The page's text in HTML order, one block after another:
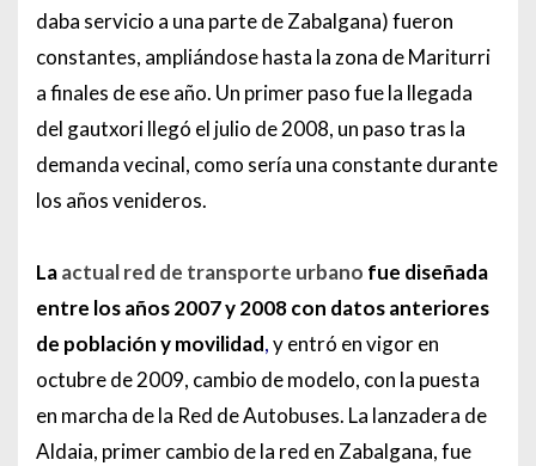
daba servicio a una parte de Zabalgana) fueron
constantes, ampliándose hasta la zona de Mariturri
a finales de ese año. Un primer paso fue la llegada
del gautxori llegó el julio de 2008, un paso tras la
demanda vecinal, como sería una constante durante
los años venideros.
Laactual red de transporte urbano fue diseñada
entre los años 2007 y 2008 con datos anteriores
de población y movilidad,y entró en vigor en
octubre de 2009, cambio de modelo, con la puesta
en marcha de la Red de Autobuses. La lanzadera de
Aldaia, primer cambio de la red en Zabalgana, fue